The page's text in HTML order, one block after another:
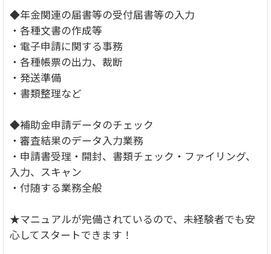
◆年金関連の届書等の受付届書等の入力
・各種文書の作成等
・電子申請に関する事務
・各種帳票の出力、裁断
・発送準備
・書類整理など
◆補助金申請データのチェック
・審査結果のデータ入力業務
・申請書受理・開封、書類チェック・ファイリング、
入力、スキャン
・付随する業務全般
★マニュアルが完備されているので、未経験者でも安
心してスタートできます！